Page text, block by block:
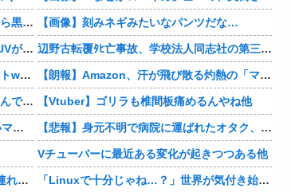
【動画あり】鹿児島市電に特攻した車から黒服3人組が車を乗り捨てて逃走
【画像】日産が社運をかけて発売するSUVがこちらです‥‥
【悲報】有吉弘行さん、また匂わせポストwwwwwwwwwwwwwwww
【衝撃】巨人・井上温大さん、マジでとんでもない事態にwww
【画像】NHK北海道さん、とんでもないマシュマロ女子をキャスターに起用してしまうwwwwwwww
【マジかよ】入社3ヶ月の新人が労基を連れて来て「90連勤させられました」「労働基準法違反です」→俺「彼は30連休中ですが?」
【画像】刻みネギみたいなパンツだな…
辺野古転覆ﾀﾋ亡事故、学校法人同志社の第三者委員会が調査報告書を公表 … 安全配慮義務違反や安全管理に関する検証を妨げた組織風土の存在を指摘
【朗報】Amazon、汗が飛び散る灼熱の「マンガ毎週末セール（50%還元）」を開催！他
【Vtuber】ゴリラも椎間板痛めるんやね他
【悲報】身元不明で病院に運ばれたオタク、待ち受けから「ラブライブ」と呼ばれるｗｗｗｗ他
Vチューバーに最近ある変化が起きつつある他
「Linuxで十分じゃね…？」世界が気付き始める他